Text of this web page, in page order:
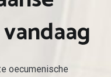
oecumenische